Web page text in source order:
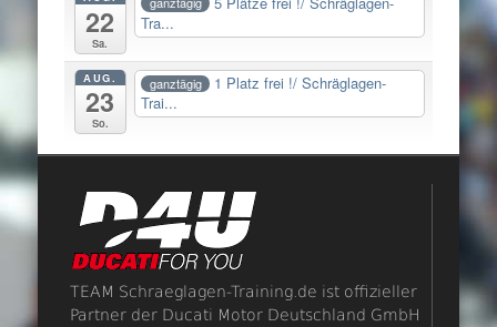
22
Sa.
Tra...
AUG.
23
So.
ganztägig
1 Platz frei !/ Schräglagen-
Trai...
TEAM Schraeglagen-Training.de ist offizieller
Partner der Ducati Motor Deutschland GmbH